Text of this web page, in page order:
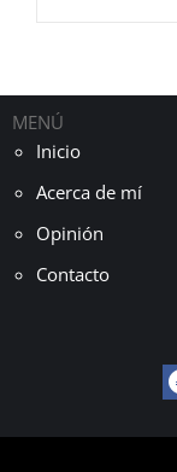
MENÚ
Inicio
Acerca de mí
Opinión
Contacto